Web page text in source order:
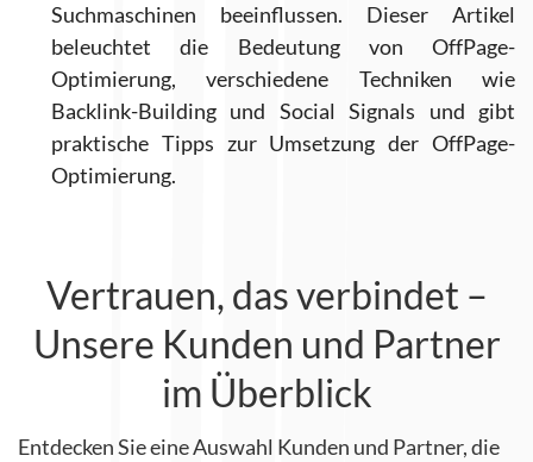
Suchmaschinen beeinflussen. Dieser Artikel
beleuchtet die Bedeutung von OffPage-
Optimierung, verschiedene Techniken wie
Backlink-Building und Social Signals und gibt
praktische Tipps zur Umsetzung der OffPage-
Optimierung.
Vertrauen, das verbindet –
Unsere Kunden und Partner
im Überblick
Entdecken Sie eine Auswahl Kunden und Partner, die